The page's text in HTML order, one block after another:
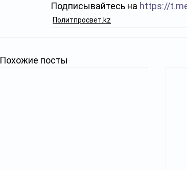
Подписывайтесь на https://
Политпросвет.kz
Похожие посты